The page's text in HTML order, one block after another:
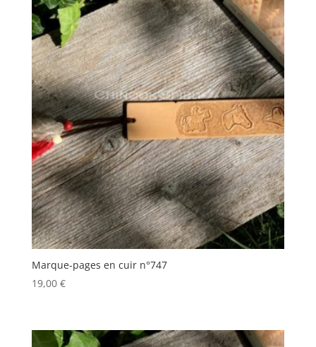
Marque-pages en cuir n°747
19,00 €